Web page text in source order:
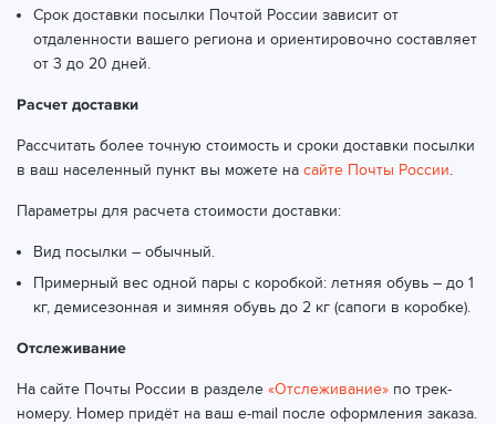
Срок доставки посылки Почтой России зависит от
отдаленности вашего региона и ориентировочно составляет
от 3 до 20 дней.
Расчет доставки
Рассчитать более точную стоимость и сроки доставки посылки
в ваш населенный пункт вы можете на сайте Почты России.
Параметры для расчета стоимости доставки:
Вид посылки – обычный.
Примерный вес одной пары с коробкой: летняя обувь – до 1
кг, демисезонная и зимняя обувь до 2 кг (сапоги в коробке).
Отслеживание
На сайте Почты России в разделе «Отслеживание» по трек-
номеру. Номер придёт на ваш e-mail после оформления заказа.